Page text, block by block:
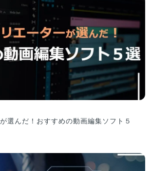
選んだ！おすすめの動画編集ソフト５